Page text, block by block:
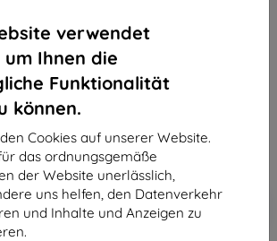
verwendet
um Ihnen die
Funktionalität
können.
Cookies auf unserer Website.
das ordnungsgemäße
der Website unerlässlich,
uns helfen, den Datenverkehr
und Inhalte und Anzeigen zu
auf sämtliches Zubehör dafür!
Produktbeschreibung
Gutschein
In den
Warenkorb